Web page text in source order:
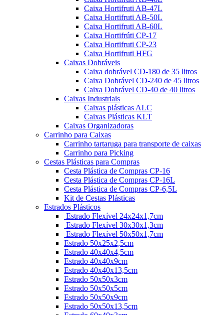
Caixa Hortifruti AB-47L
Caixa Hortifruti AB-50L
Caixa Hortifruti AB-60L
Caixa Hortifrúti CP-17
Caixa Hortifruti CP-23
Caixa Hortifruti HFG
Caixas Dobráveis
Caixa dobrável CD-180 de 35 litros
Caixa Dobrável CD-240 de 45 litros
Caixa Dobrável CD-40 de 40 litros
Caixas Industriais
Caixas plásticas ALC
Caixas Plásticas KLT
Caixas Organizadoras
Carrinho para Caixas
Carrinho tartaruga para transporte de caixas
Carrinho para Picking
Cestas Plásticas para Compras
Cesta Plástica de Compras CP-16
Cesta Plástica de Compras CP-16L
Cesta Plástica de Compras CP-6,5L
Kit de Cestas Plásticas
Estrados Plásticos
Estrado Flexível 24x24x1,7cm
Estrado Flexível 30x30x1,3cm
Estrado Flexível 50x50x1,7cm
Estrado 50x25x2,5cm
Estrado 40x40x4,5cm
Estrado 40x40x9cm
Estrado 40x40x13,5cm
Estrado 50x50x3cm
Estrado 50x50x5cm
Estrado 50x50x9cm
Estrado 50x50x13,5cm